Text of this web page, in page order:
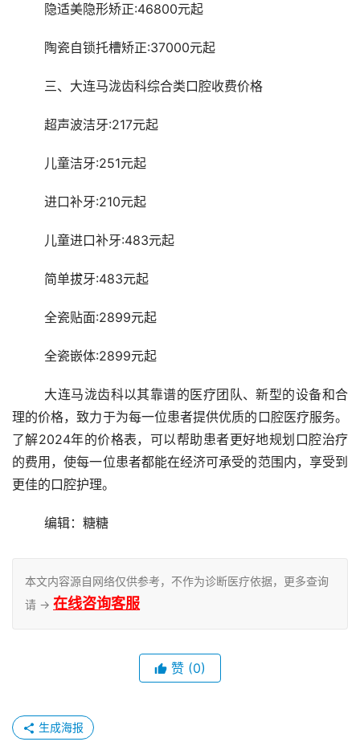
	隐适美隐形矫正:46800元起
	陶瓷自锁托槽矫正:37000元起
	三、大连马泷齿科综合类口腔收费价格
	超声波洁牙:217元起
	儿童洁牙:251元起
	进口补牙:210元起
	儿童进口补牙:483元起
	简单拔牙:483元起
	全瓷贴面:2899元起
	全瓷嵌体:2899元起
理的价格，致力于为每一位患者提供优质的口腔医疗服务。
了解2024年的价格表，可以帮助患者更好地规划口腔治疗
的费用，使每一位患者都能在经济可承受的范围内，享受到
更佳的口腔护理。
	编辑：糖糖
本文内容源自网络仅供参考，不作为诊断医疗依据，更多查询
请 → 在线咨询客服
赞 (0)
生成海报